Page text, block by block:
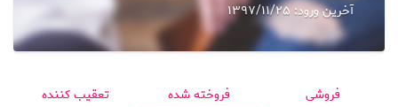
آخرین ورود: 1397/11/25
فروشی فروخته شده
تعقیب کننده